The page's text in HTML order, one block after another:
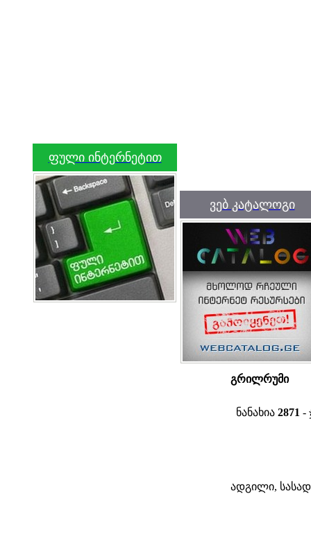
ფული ინტერნეტით
ვებ კატალოგი
გრილრუმი
ნანახია 2871 -
ადგილი,